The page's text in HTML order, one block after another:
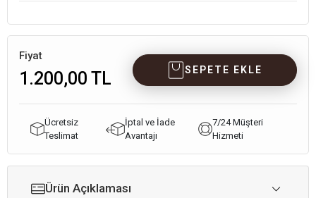
Fiyat
1.200,00 TL SEPETE EKLE
Ücretsiz
Teslimat
İptal ve İade
Avantajı
7/24 Müşteri
Hizmeti
Ürün Açıklaması